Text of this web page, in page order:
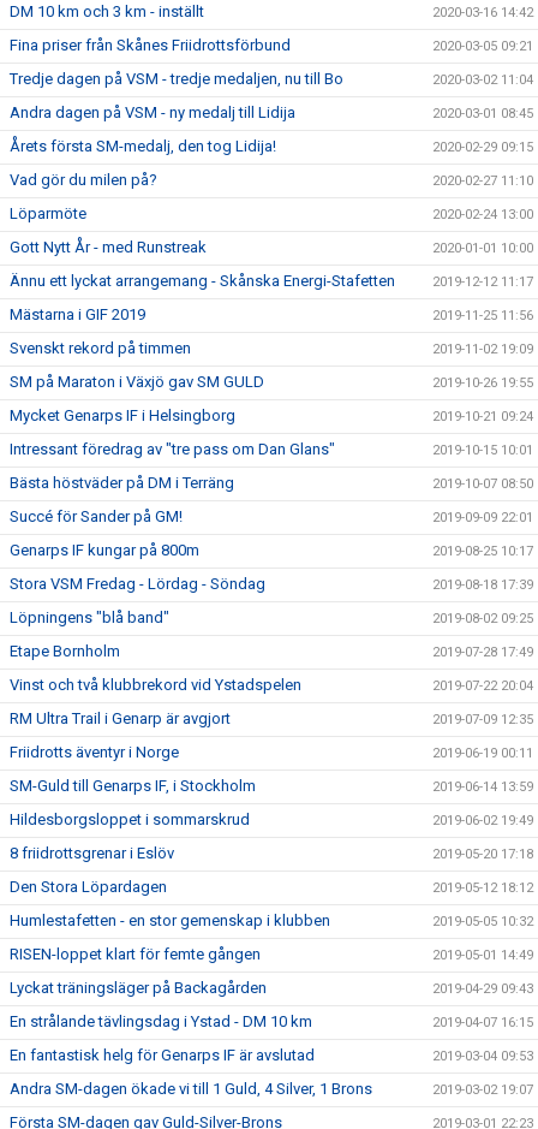
DM 10 km och 3 km - inställt 2020-03-16 14:42
Fina priser från Skånes Friidrottsförbund 2020-03-05 09:21
Tredje dagen på VSM - tredje medaljen, nu till Bo 2020-03-02 11:04
Andra dagen på VSM - ny medalj till Lidija 2020-03-01 08:45
Årets första SM-medalj, den tog Lidija! 2020-02-29 09:15
Vad gör du milen på? 2020-02-27 11:10
Löparmöte 2020-02-24 13:00
Gott Nytt År - med Runstreak 2020-01-01 10:00
Ännu ett lyckat arrangemang - Skånska Energi-Stafetten 2019-12-12 11:17
Mästarna i GIF 2019 2019-11-25 11:56
Svenskt rekord på timmen 2019-11-02 19:09
SM på Maraton i Växjö gav SM GULD 2019-10-26 19:55
Mycket Genarps IF i Helsingborg 2019-10-21 09:24
Intressant föredrag av "tre pass om Dan Glans" 2019-10-15 10:01
Bästa höstväder på DM i Terräng 2019-10-07 08:50
Succé för Sander på GM! 2019-09-09 22:01
Genarps IF kungar på 800m 2019-08-25 10:17
Stora VSM Fredag - Lördag - Söndag 2019-08-18 17:39
Löpningens "blå band" 2019-08-02 09:25
Etape Bornholm 2019-07-28 17:49
Vinst och två klubbrekord vid Ystadspelen 2019-07-22 20:04
RM Ultra Trail i Genarp är avgjort 2019-07-09 12:35
Friidrotts äventyr i Norge 2019-06-19 00:11
SM-Guld till Genarps IF, i Stockholm 2019-06-14 13:59
Hildesborgsloppet i sommarskrud 2019-06-02 19:49
8 friidrottsgrenar i Eslöv 2019-05-20 17:18
Den Stora Löpardagen 2019-05-12 18:12
Humlestafetten - en stor gemenskap i klubben 2019-05-05 10:32
RISEN-loppet klart för femte gången 2019-05-01 14:49
Lyckat träningsläger på Backagården 2019-04-29 09:43
En strålande tävlingsdag i Ystad - DM 10 km 2019-04-07 16:15
En fantastisk helg för Genarps IF är avslutad 2019-03-04 09:53
Andra SM-dagen ökade vi till 1 Guld, 4 Silver, 1 Brons 2019-03-02 19:07
Första SM-dagen gav Guld-Silver-Brons 2019-03-01 22:23